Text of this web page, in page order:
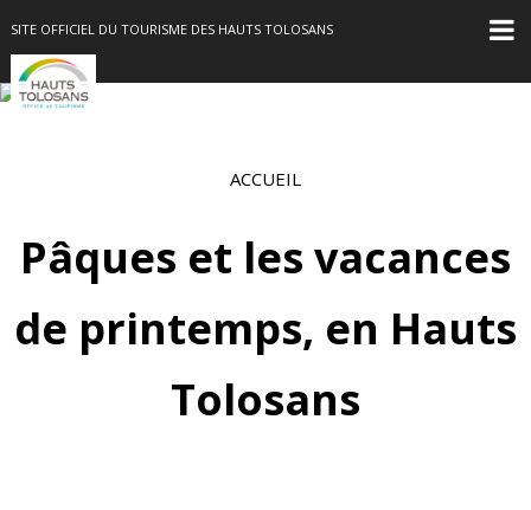
SITE OFFICIEL DU TOURISME DES HAUTS TOLOSANS
ACCUEIL
Pâques et les vacances
de printemps, en Hauts
Tolosans